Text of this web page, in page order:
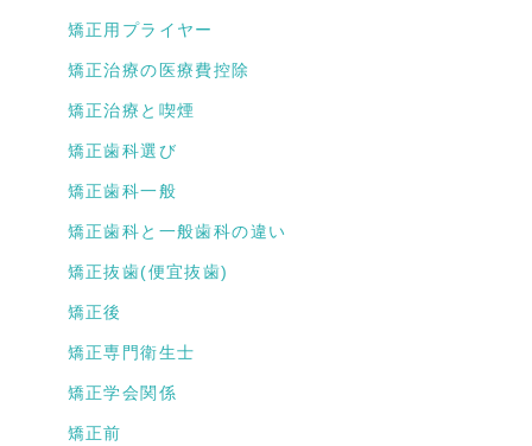
矯正用プライヤー
矯正治療の医療費控除
矯正治療と喫煙
矯正歯科選び
矯正歯科一般
矯正歯科と一般歯科の違い
矯正抜歯(便宜抜歯)
矯正後
矯正専門衛生士
矯正学会関係
矯正前